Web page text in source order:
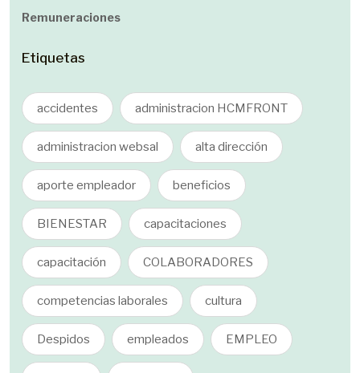
Remuneraciones
Etiquetas
accidentes administracion HCMFRONT
administracion websal alta dirección
aporte empleador beneficios
BIENESTAR capacitaciones
capacitación COLABORADORES
competencias laborales cultura
Despidos empleados EMPLEO